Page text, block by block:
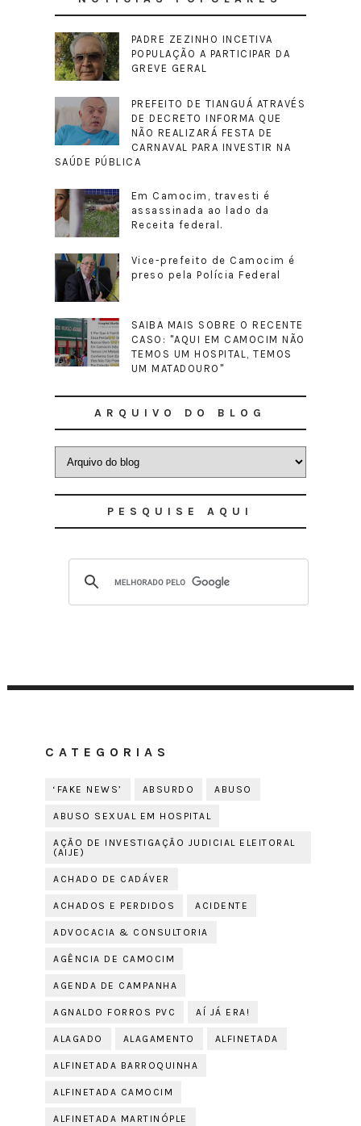
PADRE ZEZINHO INCETIVA
POPULAÇÃO A PARTICIPAR DA
GREVE GERAL
PREFEITO DE TIANGUÁ ATRAVÉS
DE DECRETO INFORMA QUE
NÃO REALIZARÁ FESTA DE
CARNAVAL PARA INVESTIR NA
SAÚDE PÚBLICA
Em Camocim, travesti é
assassinada ao lado da
Receita federal.
Vice-prefeito de Camocim é
preso pela Polícia Federal
SAIBA MAIS SOBRE O RECENTE
CASO: "AQUI EM CAMOCIM NÃO
TEMOS UM HOSPITAL, TEMOS
UM MATADOURO"
ARQUIVO DO BLOG
PESQUISE AQUI
CATEGORIAS
‘FAKE NEWS’ ABSURDO ABUSO
ABUSO SEXUAL EM HOSPITAL
AÇÃO DE INVESTIGAÇÃO JUDICIAL ELEITORAL
(AIJE)
ACHADO DE CADÁVER
ACHADOS E PERDIDOS ACIDENTE
ADVOCACIA & CONSULTORIA
AGÊNCIA DE CAMOCIM
AGENDA DE CAMPANHA
AGNALDO FORROS PVC AÍ JÁ ERA!
ALAGADO ALAGAMENTO ALFINETADA
ALFINETADA BARROQUINHA
ALFINETADA CAMOCIM
ALFINETADA MARTINÓPLE